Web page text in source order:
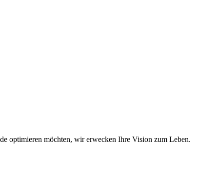
optimieren möchten, wir erwecken Ihre Vision zum Leben.